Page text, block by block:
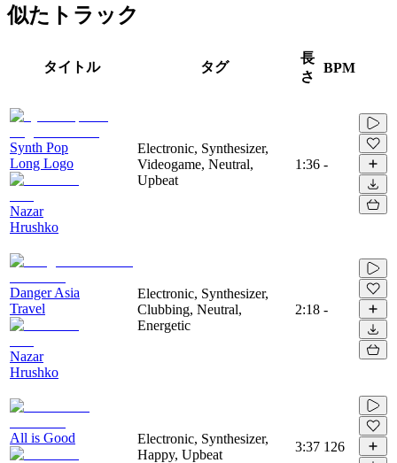
似たトラック
タイトル タグ
長
さ
BPM
Synth Pop
Long Logo
Nazar
Hrushko
Electronic, Synthesizer,
Videogame, Neutral,
Upbeat
1:36 -
Danger Asia
Travel
Nazar
Hrushko
Electronic, Synthesizer,
Clubbing, Neutral,
Energetic
2:18 -
All is Good
Electronic, Synthesizer,
Happy, Upbeat
3:37 126